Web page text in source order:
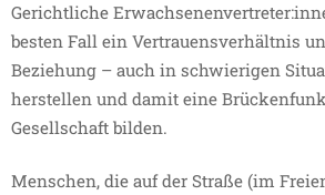
Gerichtliche
besten Fall ein Vertrauensverhältnis
Beziehung – auch in schwierigen
herstellen und damit eine
Gesellschaft bilden.
Menschen, die auf der Straße (im